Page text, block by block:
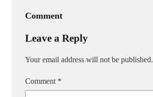
Comment
Leave a Reply
Your email address will not be published.
Comment *